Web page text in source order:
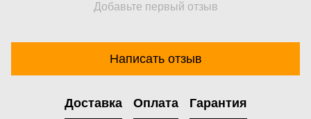
Добавьте первый отзыв
Написать отзыв
Доставка Оплата Гарантия